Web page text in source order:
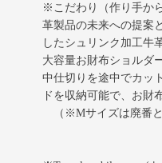
※こだわり（作り手か
革製品の未来への提案
したシュリンク加工牛
大容量お財布ショルダ
中仕切りを途中でカッ
ドを収納可能で、お財
（※Mサイズは廃番と